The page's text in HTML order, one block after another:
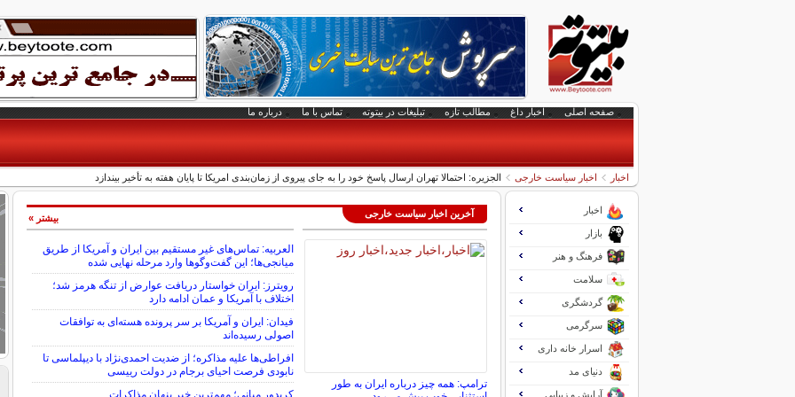
صفحه اصلی اخبار داغ مطالب تازه تبلیغات در بیتوته تماس با ما درباره ما
اخبار اخبار سیاست خارجی الجزیره: احتمالا تهران ارسال پاسخ خود را به جای پیروی از زمان‌بندی امریکا تا پایان هفته به تأخیر بیندازد
آخرین اخبار سیاست خارجی
ترامپ: همه چیز درباره ایران به طور
العربیه: تماس‌های غیر مستقیم بین ایران و آمریکا از طریق
میانجی‌ها؛ این گفت‌و‌گو‌ها وارد مرحله نهایی شده
رویترز: ایران خواستار دریافت عوارض از تنگه هرمز شد؛
اختلاف با آمریکا و عمان ادامه دارد
فیدان: ایران و آمریکا بر سر پرونده هسته‌ای به توافقات
اصولی رسیده‌اند
افراطی‌ها علیه مذاکره؛ از ضدیت احمدی‌نژاد با دیپلماسی تا
نابودی فرصت احیای برجام در دولت رییسی
کریدور میانی؛ مهم‌ترین خبر پنهان مذاکرات
بیشتر »
اخبار
بازار
فرهنگ و هنر
سلامت
گردشگری
سرگرمی
اسرار خانه داری
دنیای مد
آرایش و زیبایی